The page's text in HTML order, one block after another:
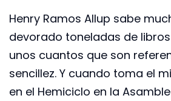
Henry Ramos Allup sabe
devorado toneladas de
unos cuantos que son
sencillez. Y cuando toma el
en el Hemiciclo en la